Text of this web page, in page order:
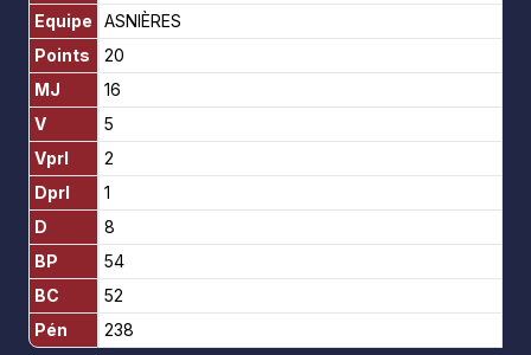
Equipe
Points
MJ
V
Vprl
Dprl
D
BP
BC
Pén
ASNIÈRES
20
16
5
2
1
8
54
52
238